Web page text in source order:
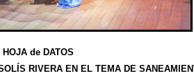
HOJA de DATOS
RIVERA EN EL TEMA DE